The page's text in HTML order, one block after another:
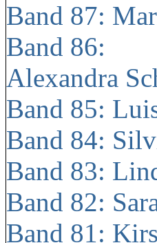
Band 87:
Band 86:
Alexandra
Band 85:
Band 84:
Band 83:
Band 82:
Band 81: